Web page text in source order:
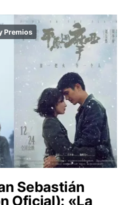
Premios
Sebastián
Oficial): «La